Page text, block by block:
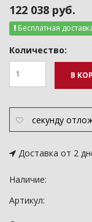
122 038 руб.
Бесплатная
Количество:
В
секунду
Доставка от 2
Наличие:
Артикул: